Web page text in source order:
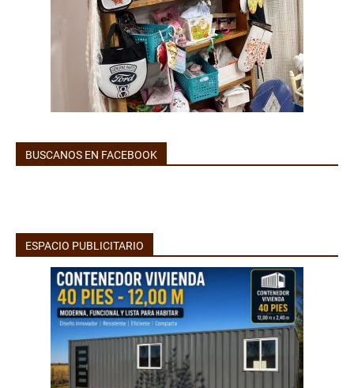
BUSCANOS EN FACEBOOK
ESPACIO PUBLICITARIO